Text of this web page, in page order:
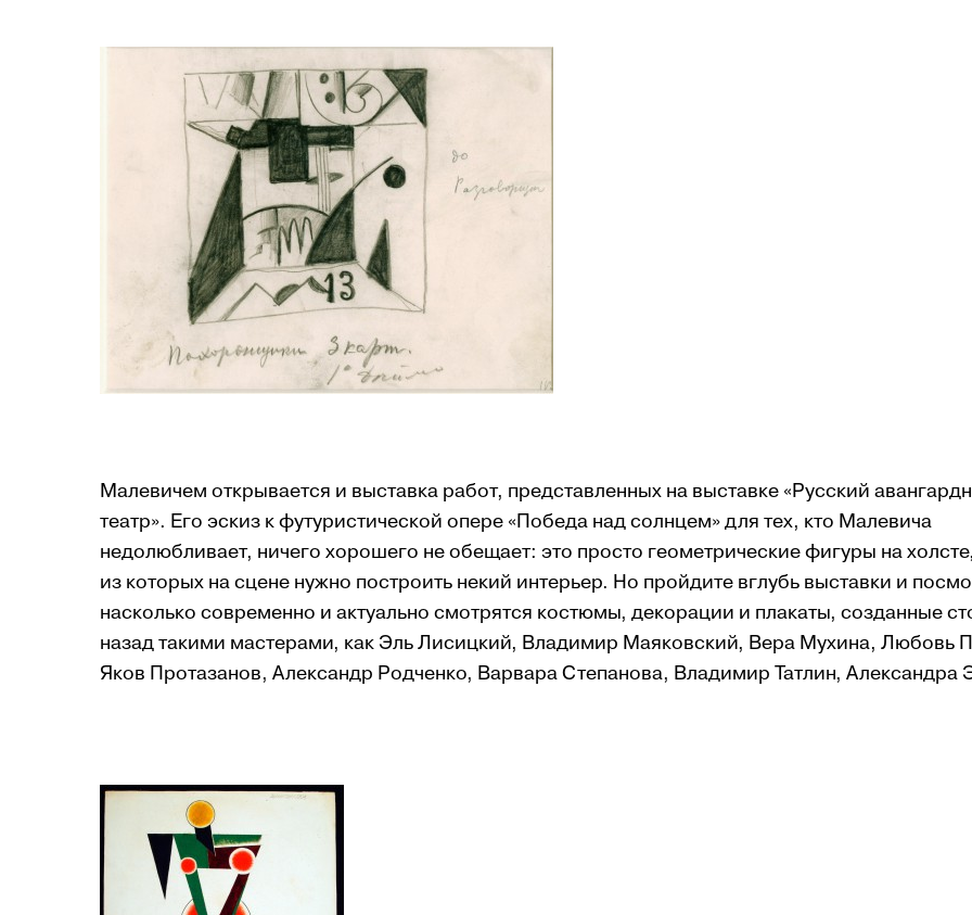
Малевичем открывается и выставка работ, представленных на выставке «Русский
театр». Его эскиз к футуристической опере «По­бе­да над солнцем» для тех, кто Малевича
недолюбливает, ни­чего хорошего не обещает: это просто геометрические фигуры на
из которых на сце­не нужно пост­роить некий интерьер. Но прой­дите вглубь выставки и
нас­коль­ко совре­менно и актуаль­но смотрятся костюмы, деко­ра­ции и плака­ты, созданные
назад такими мастера­ми, как Эль Лисицкий, Влади­мир Маяков­ский, Вера Мухи­на, Любовь
Яков Про­тазанов, Александр Родченко, Варвара Степанова, Владимир Татлин, Александра